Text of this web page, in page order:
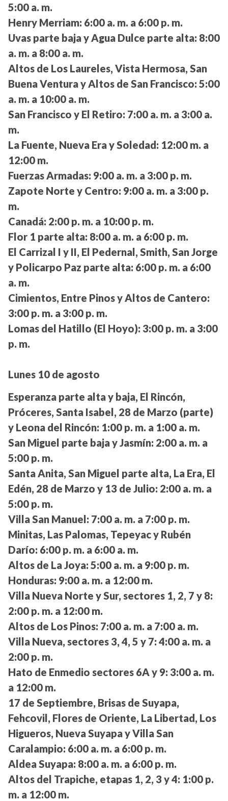
5:00 a. m.
Henry Merriam: 6:00 a. m. a 6:00 p. m.
Uvas parte baja y Agua Dulce parte alta: 8:00
a. m. a 8:00 a. m.
Altos de Los Laureles, Vista Hermosa, San
Buena Ventura y Altos de San Francisco: 5:00
a. m. a 10:00 a. m.
San Francisco y El Retiro: 7:00 a. m. a 3:00 a.
m.
La Fuente, Nueva Era y Soledad: 12:00 m. a
12:00 m.
Fuerzas Armadas: 9:00 a. m. a 3:00 p. m.
Zapote Norte y Centro: 9:00 a. m. a 3:00 p.
m.
Canadá: 2:00 p. m. a 10:00 p. m.
Flor 1 parte alta: 8:00 a. m. a 6:00 p. m.
El Carrizal I y II, El Pedernal, Smith, San Jorge
y Policarpo Paz parte alta: 6:00 p. m. a 6:00
a. m.
Cimientos, Entre Pinos y Altos de Cantero:
3:00 p. m. a 3:00 p. m.
Lomas del Hatillo (El Hoyo): 3:00 p. m. a 3:00
p. m.
Lunes 10 de agosto
Esperanza parte alta y baja, El Rincón,
Próceres, Santa Isabel, 28 de Marzo (parte)
y Leona del Rincón: 1:00 p. m. a 1:00 a. m.
San Miguel parte baja y Jasmín: 2:00 a. m. a
5:00 p. m.
Santa Anita, San Miguel parte alta, La Era, El
Edén, 28 de Marzo y 13 de Julio: 2:00 a. m. a
5:00 p. m.
Villa San Manuel: 7:00 a. m. a 7:00 p. m.
Minitas, Las Palomas, Tepeyac y Rubén
Darío: 6:00 p. m. a 6:00 a. m.
Altos de La Joya: 5:00 a. m. a 9:00 p. m.
Honduras: 9:00 a. m. a 12:00 m.
Villa Nueva Norte y Sur, sectores 1, 2, 7 y 8:
2:00 p. m. a 12:00 m.
Altos de Los Pinos: 7:00 a. m. a 7:00 a. m.
Villa Nueva, sectores 3, 4, 5 y 7: 4:00 a. m. a
2:00 p. m.
Hato de Enmedio sectores 6A y 9: 3:00 a. m.
a 12:00 m.
17 de Septiembre, Brisas de Suyapa,
Fehcovil, Flores de Oriente, La Libertad, Los
Higueros, Nueva Suyapa y Villa San
Caralampio: 6:00 a. m. a 6:00 p. m.
Aldea Suyapa: 8:00 a. m. a 6:00 p. m.
Altos del Trapiche, etapas 1, 2, 3 y 4: 1:00 p.
m. a 12:00 m.